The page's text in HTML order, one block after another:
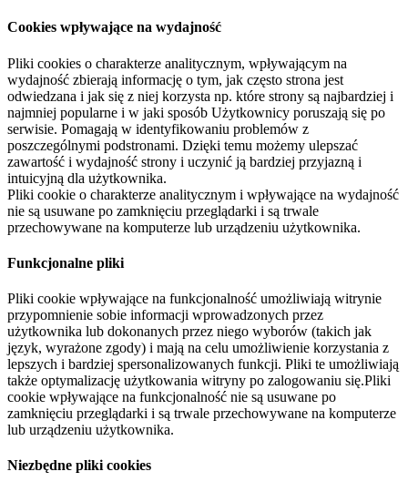
Cookies wpływające na wydajność
Pliki cookies o charakterze analitycznym, wpływającym na
wydajność zbierają informację o tym, jak często strona jest
odwiedzana i jak się z niej korzysta np. które strony są najbardziej i
najmniej popularne i w jaki sposób Użytkownicy poruszają się po
serwisie. Pomagają w identyfikowaniu problemów z
poszczególnymi podstronami. Dzięki temu możemy ulepszać
zawartość i wydajność strony i uczynić ją bardziej przyjazną i
intuicyjną dla użytkownika.
Pliki cookie o charakterze analitycznym i wpływające na wydajność
nie są usuwane po zamknięciu przeglądarki i są trwale
przechowywane na komputerze lub urządzeniu użytkownika.
Funkcjonalne pliki
Pliki cookie wpływające na funkcjonalność umożliwiają witrynie
przypomnienie sobie informacji wprowadzonych przez
użytkownika lub dokonanych przez niego wyborów (takich jak
język, wyrażone zgody) i mają na celu umożliwienie korzystania z
lepszych i bardziej spersonalizowanych funkcji. Pliki te umożliwiają
także optymalizację użytkowania witryny po zalogowaniu się.Pliki
cookie wpływające na funkcjonalność nie są usuwane po
zamknięciu przeglądarki i są trwale przechowywane na komputerze
lub urządzeniu użytkownika.
Niezbędne pliki cookies